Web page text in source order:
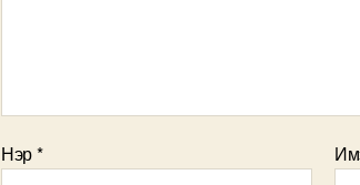
Нэр*